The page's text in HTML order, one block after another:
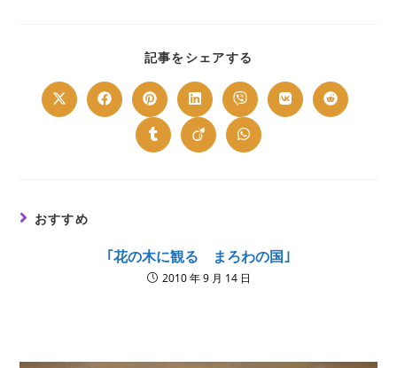
記事をシェアする
CONTENT
Opens
in
Opens
in
window
Opens
in
a
new
window
Opens
in
a
new
window
Opens
in
a
new
window
Opens
in
Opens
in
Opens
in
Opens
in
Opens
in
おすすめ
｢花の木に観る まろわの国｣
2010 年 9 月 14 日